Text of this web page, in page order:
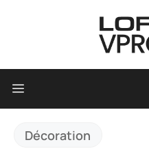
Menu
Décoration